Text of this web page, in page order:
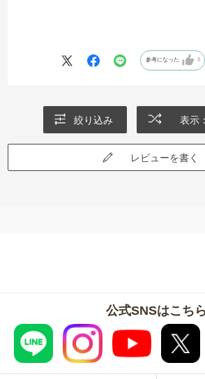
参考になった 0
絞り込み 表示
レビューを書く
公式SNSはこちら